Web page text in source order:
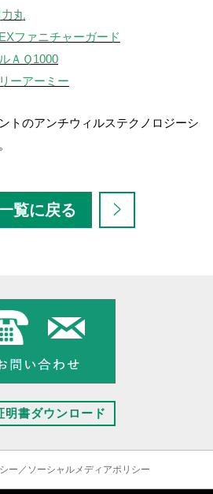
丸
ファニチャーガード
ＡＱ1000
ーアーミー
トのアンチウィルステクノロジーシ
覧に戻る
明書ダウンロード
ー／ソーシャルメディアポリシー